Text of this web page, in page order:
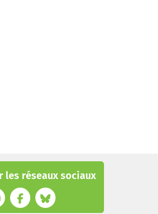
les réseaux sociaux